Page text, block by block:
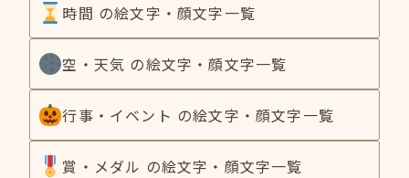
時間 の絵文字・顔文字一覧
空・天気 の絵文字・顔文字一覧
行事・イベント の絵文字・顔文字一覧
賞・メダル の絵文字・顔文字一覧